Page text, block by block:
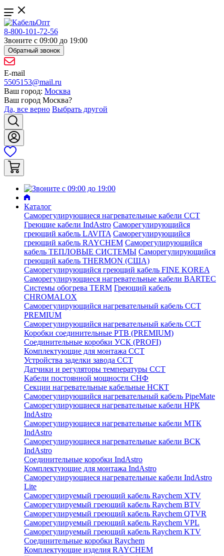
8-800-101-72-56
Звоните с 09:00 до 19:00
Обратный звонок
E-mail
5505153@mail.ru
Ваш город: Москва
Ваш город Москва?
Да, все верно Выбрать другой
Каталог
Саморегулирующиеся нагревательные кабели ССТ
Греющие кабели IndAstro Саморегулирующийся
греющий кабель LAVITA Саморегулирующийся
греющий кабель RAYCHEM Саморегулирующийся
кабель ТЕПЛОВЫЕ СИСТЕМЫ Саморегулирующийся
греющий кабель THERMON (США)
Саморегулирующийся греющий кабель FINE KOREA
Саморегулирующиеся нагревательные кабели BARTEC
Системы обогрева TERM Греющий кабель
CHROMALOX
Саморегулирующийся нагревательный кабель ССТ
PREMIUM
Саморегулирующийся нагревательный кабель ССТ
Коробки соединительные РТВ (PREMIUM)
Соединительные коробки УСК (PROFI)
Комплектующие для монтажа ССТ
Устройства заделки завода ССТ
Датчики и регуляторы температуры ССТ
Кабели постоянной мощности СНФ
Секции нагревательные кабельные НСКТ
Саморегулирующийся нагревательный кабель PipeMate
Саморегулирующиеся нагревательные кабели НРК
IndAstro
Саморегулирующиеся нагревательные кабели МТК
IndAstro
Саморегулирующиеся нагревательные кабели ВСК
IndAstro
Соединительные коробки IndAstro
Комплектующие для монтажа IndAstro
Саморегулирующиеся нагревательные кабели IndAstro
Lite
Саморегулируемый греющий кабель Raychem XTV
Саморегулируемый греющий кабель Raychem BTV
Саморегулируемый греющий кабель Raychem QTVR
Саморегулируемый греющий кабель Raychem VPL
Саморегулируемый греющий кабель Raychem KTV
Соединительные коробки Raychem
Комплектующие изделия RAYCHEM